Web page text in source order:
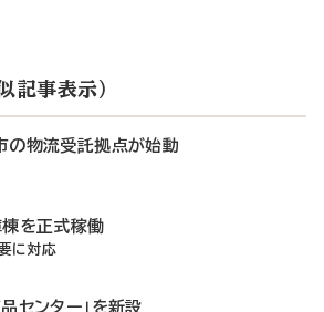
記事表示）
の物流受託拠点が始動
棟を正式稼働
に対応
センター」を新設